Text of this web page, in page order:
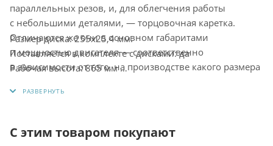
параллельных резов, и, для облегчения работы
с небольшими деталями, — торцовочная каретка.
Отличаются же они в основном габаритами
и мощностью двигателя — соответственно
в зависимости от того, на производстве какого размера
малом.
Размер диска: 255x25,4 мм.
Поставляется в комплекте с дисками: да
Рабочая высота: 865 мм
Макс. пропил при 90°: 70 мм
Угол установки диска: 0-45°
С этим товаром покупают